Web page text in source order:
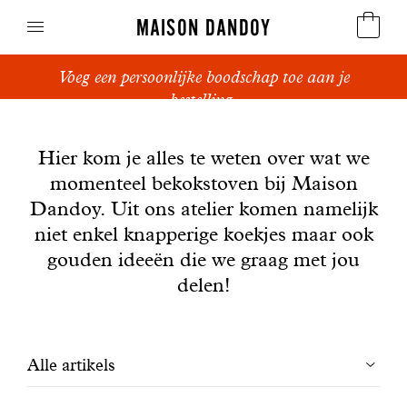
MAISON DANDOY
Speculoos
Suikerbrood en peperkoek
Cakes
Snoepgoed
Voeg een persoonlijke boodschap toe aan je
bestelling.
Hier kom je alles te weten over wat we
momenteel bekokstoven bij Maison
Dandoy. Uit ons atelier komen namelijk
niet enkel knapperige koekjes maar ook
gouden ideeën die we graag met jou
delen!
Filtrer
Alle artikels